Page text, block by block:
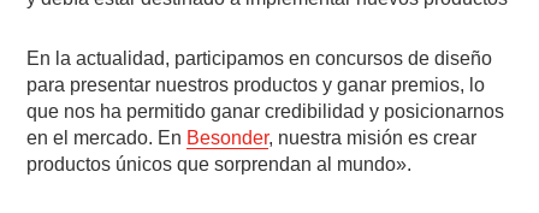
En la actualidad, participamos en concursos de diseño
para presentar nuestros productos y ganar premios, lo
que nos ha permitido ganar credibilidad y posicionarnos
en el mercado. En Besonder, nuestra misión es crear
productos únicos que sorprendan al mundo».